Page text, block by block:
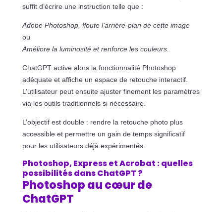
suffit d’écrire une instruction telle que :
Adobe Photoshop, floute l’arrière-plan de cette image
ou
Améliore la luminosité et renforce les couleurs.
ChatGPT active alors la fonctionnalité Photoshop
adéquate et affiche un espace de retouche interactif.
L’utilisateur peut ensuite ajuster finement les paramètres
via les outils traditionnels si nécessaire.
L’objectif est double : rendre la retouche photo plus
accessible et permettre un gain de temps significatif
pour les utilisateurs déjà expérimentés.
Photoshop, Express et Acrobat : quelles
possibilités dans ChatGPT ?
Photoshop au cœur de
ChatGPT